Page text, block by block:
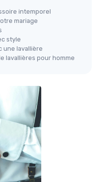
intemporel
mariage
style
une lavallière
lavallières pour homme